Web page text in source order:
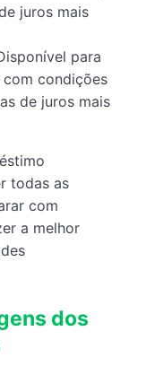
juros mais
para
com condições
de juros mais
todas as
com
a melhor
dos